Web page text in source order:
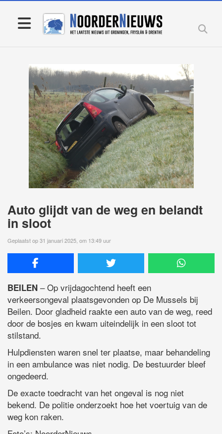
Auto glijdt van de weg en belandt
in sloot
Geplaatst op 31 januari 2025, om 13:49 uur
BEILEN – Op vrijdagochtend heeft een
verkeersongeval plaatsgevonden op De Mussels bij
Beilen. Door gladheid raakte een auto van de weg, reed
door de bosjes en kwam uiteindelijk in een sloot tot
stilstand.
Hulpdiensten waren snel ter plaatse, maar behandeling
in een ambulance was niet nodig. De bestuurder bleef
ongedeerd.
De exacte toedracht van het ongeval is nog niet
bekend. De politie onderzoekt hoe het voertuig van de
weg kon raken.